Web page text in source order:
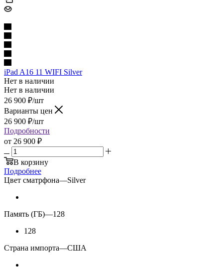
iPad A16 11 WIFI Silver
Нет в наличии
Нет в наличии
26 900 ₽/шт
Варианты цен
26 900 ₽/шт
Подробности
от 26 900 ₽
В корзину
Подробнее
Цвет сматрфона—Silver
Память (ГБ)—128
128
Страна импорта—США